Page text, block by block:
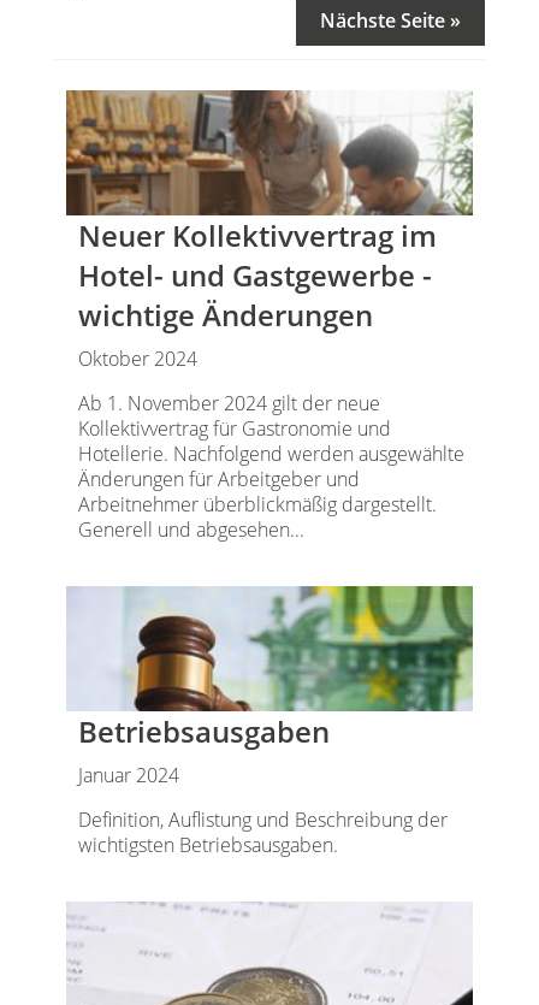
Nächste Seite »
Neuer Kollektivvertrag im
Hotel- und Gastgewerbe -
wichtige Änderungen
Oktober 2024
Ab 1. November 2024 gilt der neue
Kollektivvertrag für Gastronomie und
Hotellerie. Nachfolgend werden ausgewählte
Änderungen für Arbeitgeber und
Arbeitnehmer überblickmäßig dargestellt.
Generell und abgesehen...
Betriebsausgaben
Januar 2024
Definition, Auflistung und Beschreibung der
wichtigsten Betriebsausgaben.